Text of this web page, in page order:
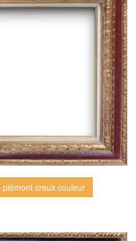
creux couleur